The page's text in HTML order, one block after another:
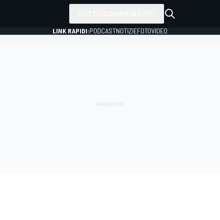
LINK RAPIDI:PODCASTNOTIZIEFOTOVIDEO